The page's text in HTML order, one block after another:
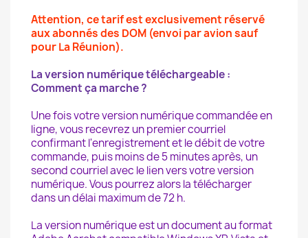
Attention, ce tarif est exclusivement réservé
aux abonnés des DOM (envoi par avion sauf
pour La Réunion).
La version numérique téléchargeable :
Comment ça marche ?
Une fois votre version numérique commandée en
ligne, vous recevrez un premier courriel
confirmant l'enregistrement et le débit de votre
commande, puis moins de 5 minutes après, un
second courriel avec le lien vers votre version
numérique. Vous pourrez alors la télécharger
dans un délai maximum de 72 h.
La version numérique est un document au format